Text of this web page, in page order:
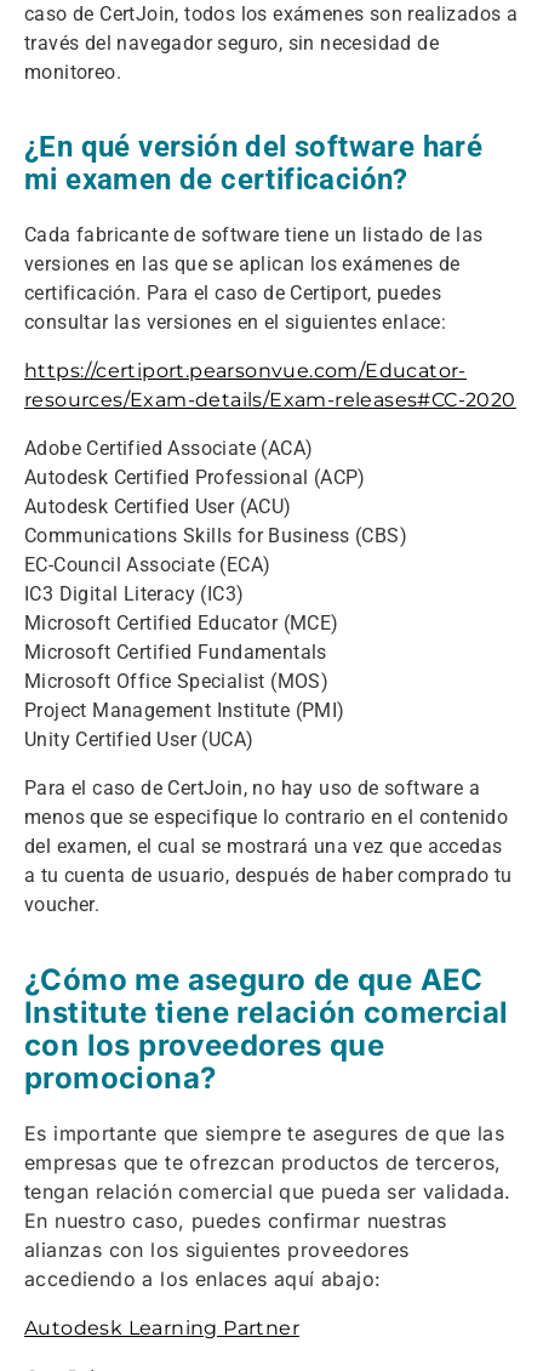
caso de CertJoin, todos los exámenes son realizados a
través del navegador seguro, sin necesidad de
monitoreo.
¿En qué versión del software haré
mi examen de certificación?
Cada fabricante de software tiene un listado de las
versiones en las que se aplican los exámenes de
certificación. Para el caso de Certiport, puedes
consultar las versiones en el siguientes enlace:
https://certiport.pearsonvue.com/Educator-
resources/Exam-details/Exam-releases#CC-2020
Adobe Certified Associate (ACA)
Autodesk Certified Professional (ACP)
Autodesk Certified User (ACU)
Communications Skills for Business (CBS)
EC-Council Associate (ECA)
IC3 Digital Literacy (IC3)
Microsoft Certified Educator (MCE)
Microsoft Certified Fundamentals
Microsoft Office Specialist (MOS)
Project Management Institute (PMI)
Unity Certified User (UCA)
Para el caso de CertJoin, no hay uso de software a
menos que se especifique lo contrario en el contenido
del examen, el cual se mostrará una vez que accedas
a tu cuenta de usuario, después de haber comprado tu
voucher.
¿Cómo me aseguro de que AEC
Institute tiene relación comercial
con los proveedores que
promociona?
Es importante que siempre te asegures de que las
empresas que te ofrezcan productos de terceros,
tengan relación comercial que pueda ser validada.
En nuestro caso, puedes confirmar nuestras
alianzas con los siguientes proveedores
accediendo a los enlaces aquí abajo:
Autodesk Learning Partner